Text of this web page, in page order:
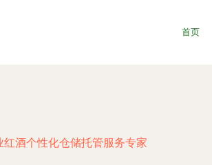
首页
酒个性化仓储托管服务专家